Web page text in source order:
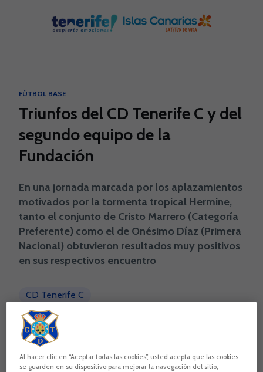
FÚTBOL BASE
Triunfos del CD Tenerife C y del
segundo equipo de la
Fundación
En una jornada marcada por los aplazamientos
motivados por la tormenta tropical Hermine,
tanto el conjunto de Cristo Marrero (Categoría
Preferente) como el de Onésimo Díaz (Primera
Nacional) obtuvieron resultados muy positivos
en sus respectivos encuentro
CD Tenerife C
Fundación Canaria del CD Tenerife
Área femenina Fundación CD Tenerife
Ciudad Deportiva de Tenerife Javier Pérez
Copiar enlace
Al hacer clic en “Aceptar todas las cookies”, usted acepta que las cookies
se guarden en su dispositivo para mejorar la navegación del sitio,